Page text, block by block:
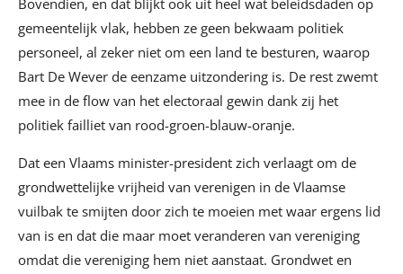
Bovendien, en dat blijkt ook uit heel wat beleidsdaden op
gemeentelijk vlak, hebben ze geen bekwaam politiek
personeel, al zeker niet om een land te besturen, waarop
Bart De Wever de eenzame uitzondering is. De rest zwemt
mee in de flow van het electoraal gewin dank zij het
politiek failliet van rood-groen-blauw-oranje.
Dat een Vlaams minister-president zich verlaagt om de
grondwettelijke vrijheid van verenigen in de Vlaamse
vuilbak te smijten door zich te moeien met waar ergens lid
van is en dat die maar moet veranderen van vereniging
omdat die vereniging hem niet aanstaat. Grondwet en